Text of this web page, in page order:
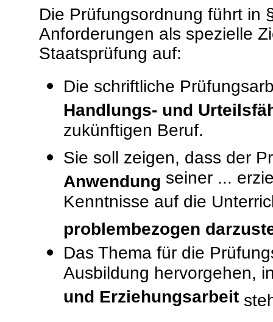
Die Prüfungsordnung führt in
Anforderungen als spezielle
Staatsprüfung auf:
Die schriftliche
Handlungs- und
zukünftigen Beruf.
Sie soll zeigen, dass der
Anwendung seiner ...
Kenntnisse auf die
problembezogen
Das Thema für die
Ausbildung hervorgehen,
und Erziehungsarbeit